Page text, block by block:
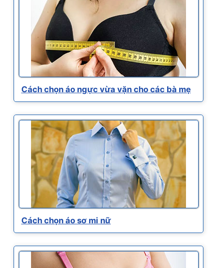
Cách chọn áo ngực vừa vặn cho các bà mẹ
Cách chọn áo sơ mi nữ